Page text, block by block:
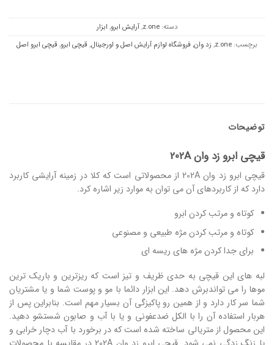
دسته:z.one
,آرایش ابرو, ابزار
برچسب: z.one
, زد وان, فروشگاه لوازم آرایش اصل و اورجینال, قیچی ابرو, قیچی ابرو اصل
توضیحات
قیچی ابرو زد وان 202A
قیچی ابرو زد وان 202A از محصولاتی است که کلا در زمینه آرایشی کاربرد
دارد که از کاربردهای آن می توان به موارد زیر اشاره کرد.
کوتاه و مرتب کردن ابرو
کوتاه و مرتب کردن مژه طبیعی و مصنوعی
برای جدا کردن مژه های ریسه ای
لبه های این قیچی به حدی ظریف و تیز است که ریزترین و باریک ترین
موها را می تواندبرش دهد. این ابزار دائما با مو و پوست شما و یا مشتریان
شما سر کار دارد و از همین رو پاکیزگی آن بسیار مهم است. بنابراین پس از
هربار استفاده آن را با الکل ضدعفونی و یا با آب و صابون شستشو دهید.
این محصول از متریالی ساخته شده است که در برخورد با آب دچار خرابی و